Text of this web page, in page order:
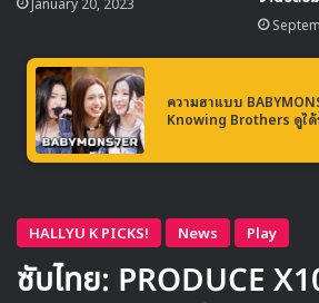
BANGKOK”จะจัดขึ้นทั้งหมด 2 วันคือใน
ความฮาแบบ
Knowing Brothers ดูไ